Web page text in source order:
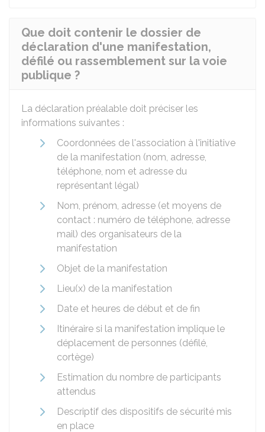
Que doit contenir le dossier de
déclaration d'une manifestation,
défilé ou rassemblement sur la voie
publique ?
La déclaration préalable doit préciser les
informations suivantes :
Coordonnées de l'association à l'initiative
de la manifestation (nom, adresse,
téléphone, nom et adresse du
représentant légal)
Nom, prénom, adresse (et moyens de
contact : numéro de téléphone, adresse
mail) des organisateurs de la
manifestation
Objet de la manifestation
Lieu(x) de la manifestation
Date et heures de début et de fin
Itinéraire si la manifestation implique le
déplacement de personnes (défilé,
cortège)
Estimation du nombre de participants
attendus
Descriptif des dispositifs de sécurité mis
en place